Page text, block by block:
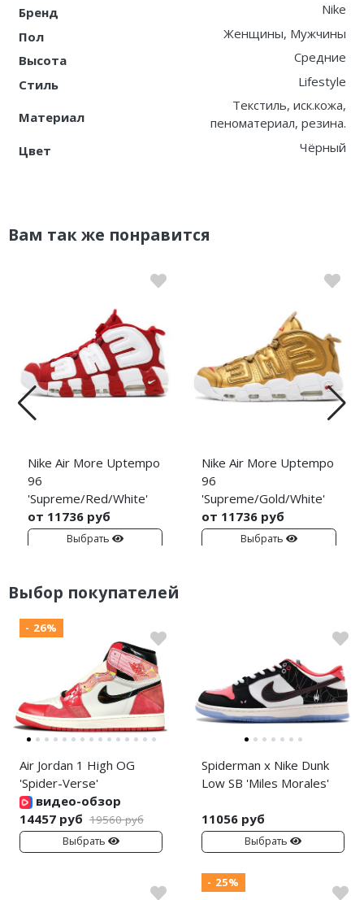
Бренд
Nike
Пол
Женщины, Мужчины
Высота
Средние
Стиль
Lifestyle
Материал
Текстиль, иск.кожа,
пеноматериал, резина.
Цвет
Чёрный
Вам так же понравится
Nike Air More Uptempo
96
'Supreme/Red/White'
от 11736 руб
Выбрать
Nike Air More Uptempo
96
'Supreme/Gold/White'
от 11736 руб
Выбрать
Выбор покупателей
- 26%
Air Jordan 1 High OG
'Spider-Verse'
видео-обзор
14457 руб 19560 руб
Выбрать
Spiderman x Nike Dunk
Low SB 'Miles Morales'
11056 руб
Выбрать
- 25%